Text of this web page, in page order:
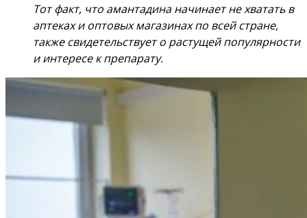
Тот факт, что амантадина начинает не хватать в
аптеках и оптовых магазинах по всей стране,
также свидетельствует о растущей популярности
и интересе к препарату.